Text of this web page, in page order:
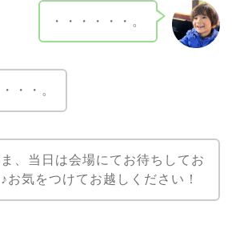
・・・・・・。
・・。
、当日は会場にてお待ちしてお
お気をつけてお越しください！